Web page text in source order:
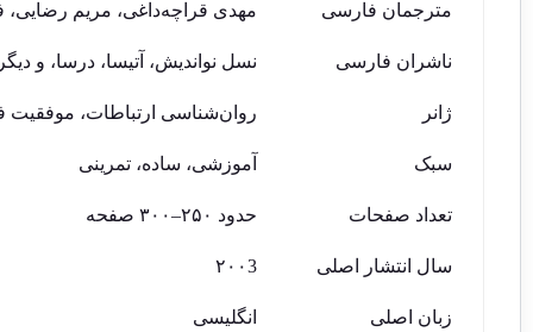
مترجمان فارسی مهدی قراچه‌داغی، مریم رضایی،
ناشران فارسی نسل نواندیش، آتیسا، درسا، و
ژانر روان‌شناسی ارتباطات، موفقیت
سبک آموزشی، ساده، تمرینی
تعداد صفحات حدود ۲۵۰–۳۰۰ صفحه
سال انتشار اصلی ۲۰۰3
زبان اصلی انگلیسی